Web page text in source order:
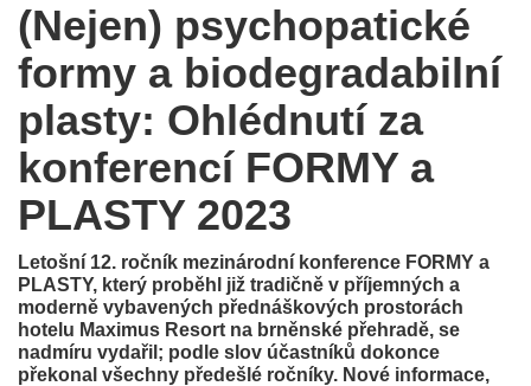
(Nejen) psychopatické
formy a biodegradabilní
plasty: Ohlédnutí za
konferencí FORMY a
PLASTY 2023
Letošní 12. ročník mezinárodní konference FORMY a
PLASTY, který proběhl již tradičně v příjemných a
moderně vybavených přednáškových prostorách
hotelu Maximus Resort na brněnské přehradě, se
nadmíru vydařil; podle slov účastníků dokonce
překonal všechny předešlé ročníky. Nové informace,